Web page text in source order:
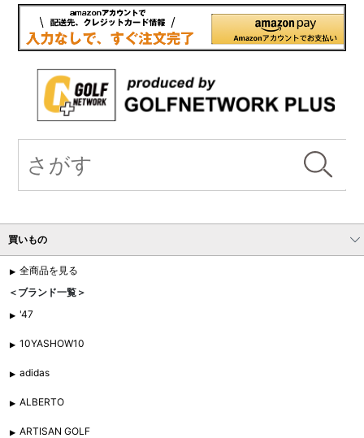
買いもの
全商品を見る
＜ブランド一覧＞
'47
10YASHOW10
adidas
ALBERTO
ARTISAN GOLF